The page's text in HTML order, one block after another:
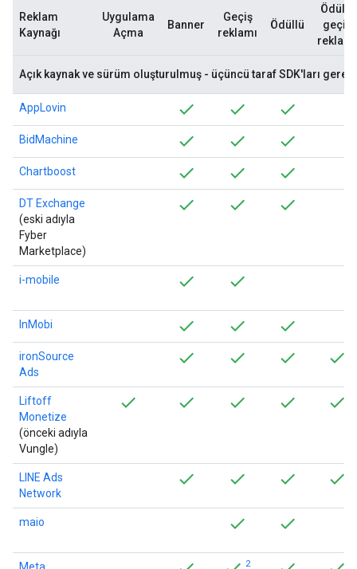
Reklam
Kaynağı
Uygulama
Açma
Banner
Geçiş
reklamı
Ödüllü
Ödüllü
geçiş
reklamı
Açık kaynak ve sürüm oluşturulmuş - üçüncü taraf SDK'ları
AppLovin
BidMachine
Chartboost
DT Exchange
(eski adıyla
Fyber
Marketplace)
i-mobile
InMobi
ironSource
Ads
Liftoff
Monetize
(önceki adıyla
Vungle)
LINE Ads
Network
maio
2